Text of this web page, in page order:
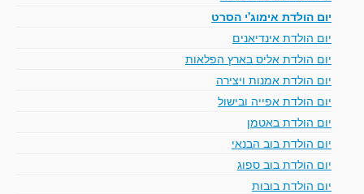
יום הולדת אימוג'י הסרט
יום הולדת אינדיאנים
יום הולדת אליס בארץ הפלאות
יום הולדת אמנות ויצירה
יום הולדת אפייה ובישול
יום הולדת באטמן
יום הולדת בוב הבנאי
יום הולדת בוב ספוג
יום הולדת בובות